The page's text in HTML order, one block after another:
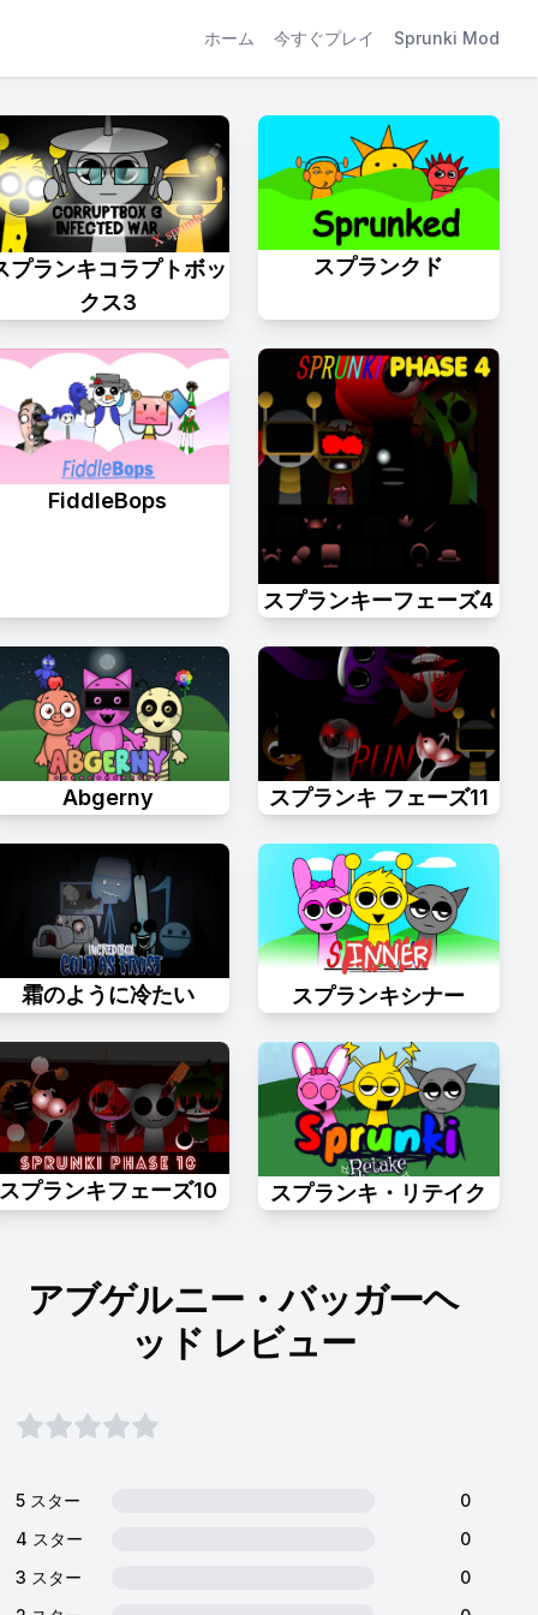
ホーム 今すぐプレイ Sprunki Mod
プランキコラプトボッ
クス3
スプランクド
FiddleBops
スプランキーフェーズ4
Abgerny スプランキ フェーズ11
霜のように冷たい スプランキシナー
スプランキフェーズ10 スプランキ・リテイク
アブゲルニー・バッガーヘ
ッド レビュー
5 スター
0
4 スター
0
3 スター
0